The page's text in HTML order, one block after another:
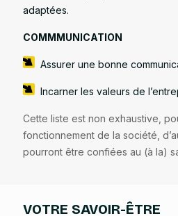
adaptées.
COMMMUNICATION
Assurer une bonne
Incarner les valeurs de
Cette liste est non exhaustive,
fonctionnement de la société,
pourront être confiées au (à la)
VOTRE SAVOIR-ÊTRE